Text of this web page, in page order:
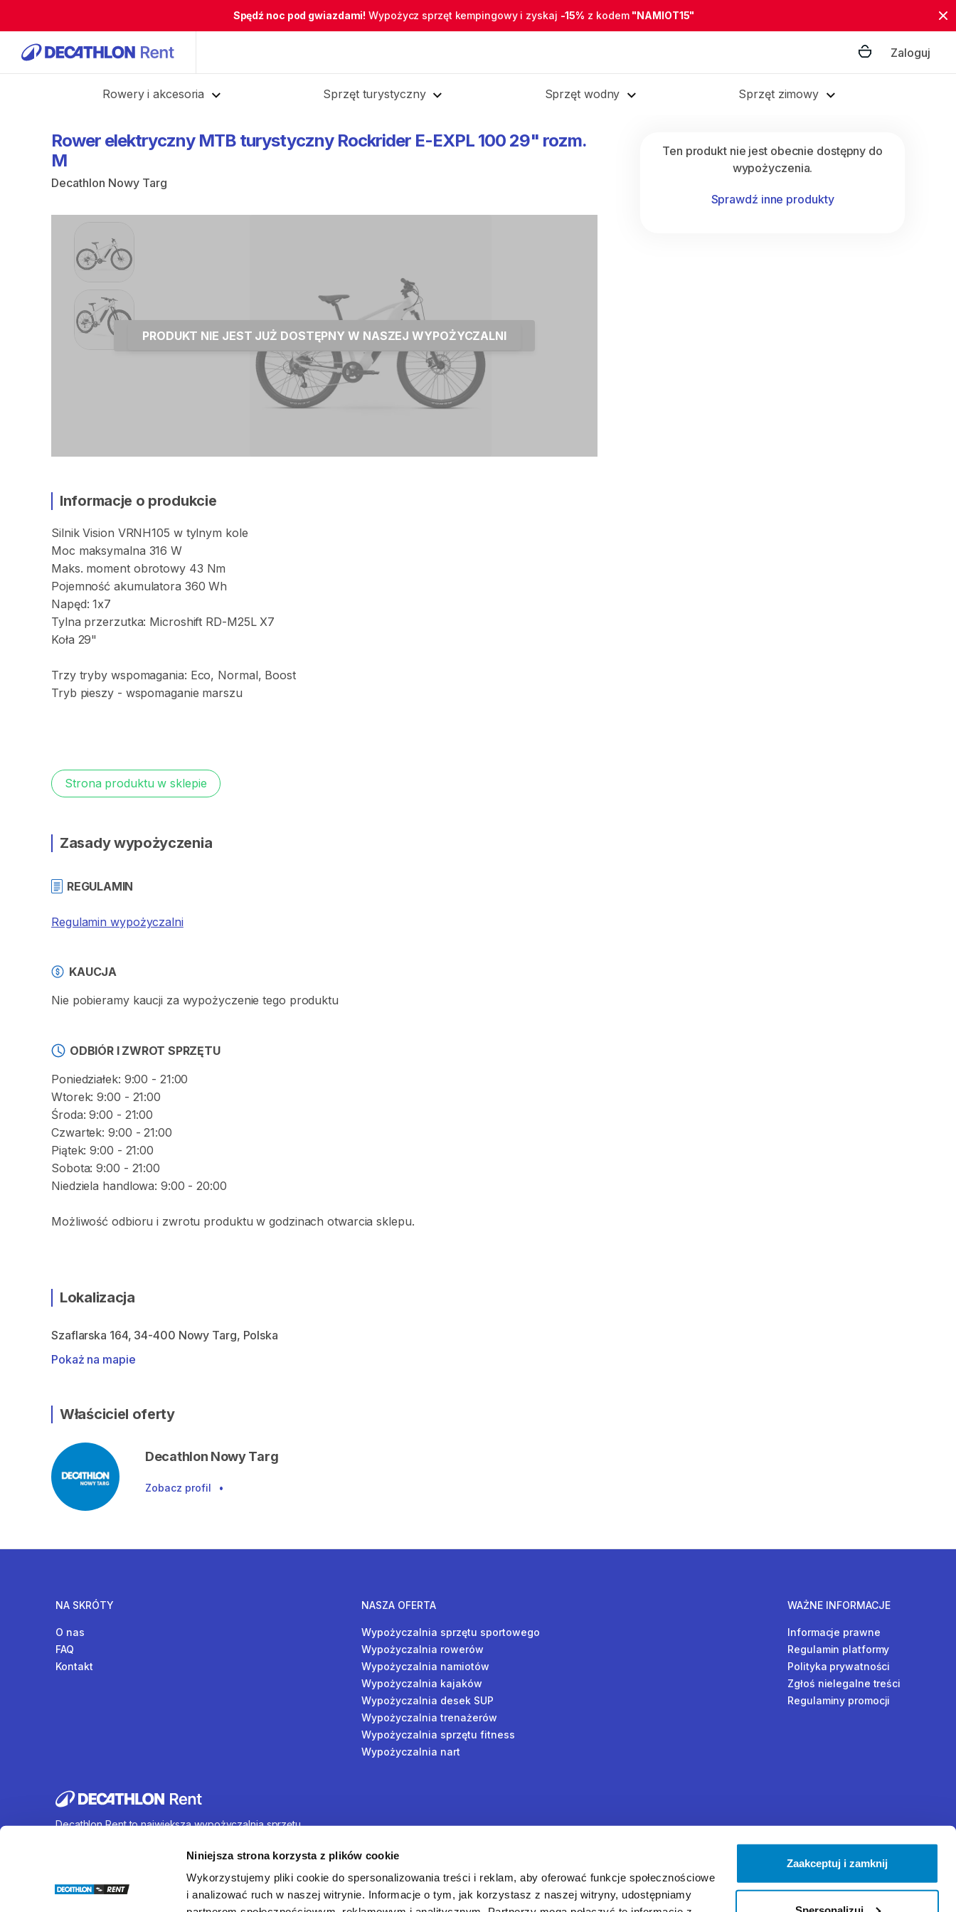
Niniejsza strona korzysta z plików cookie
Wykorzystujemy pliki cookie do spersonalizowania treści i reklam, aby oferować funkcje społecznościowe
i analizować ruch w naszej witrynie. Informacje o tym, jak korzystasz z naszej witryny, udostępniamy
Zaakceptuj i zamknij
Spędź noc pod gwiazdami! Wypożycz sprzęt kempingowy i zyskaj -15% z kodem "NAMIOT15"
Zaloguj
Rowery i akcesoria Sprzęt turystyczny Sprzęt wodny Sprzęt zimowy
Rower elektryczny MTB turystyczny Rockrider E-EXPL 100 29" rozm.
M
Decathlon Nowy Targ
PRODUKT NIE JEST JUŻ DOSTĘPNY W NASZEJ WYPOŻYCZALNI
Informacje o produkcie
Silnik Vision VRNH105 w tylnym kole
Moc maksymalna 316 W
Maks. moment obrotowy 43 Nm
Pojemność akumulatora 360 Wh
Napęd: 1x7
Tylna przerzutka: Microshift RD-M25L X7
Koła 29"
Trzy tryby wspomagania: Eco​,​ Normal​,​ Boost
Tryb pieszy - wspomaganie marszu
Strona produktu w sklepie
Zasady wypożyczenia
REGULAMIN
Regulamin wypożyczalni
KAUCJA
Nie pobieramy kaucji za wypożyczenie tego produktu
ODBIÓR I ZWROT SPRZĘTU
Poniedziałek: 9:00 - 21:00
Wtorek: 9:00 - 21:00
Środa: 9:00 - 21:00
Czwartek: 9:00 - 21:00
Piątek: 9:00 - 21:00
Sobota: 9:00 - 21:00
Niedziela handlowa: 9:00 - 20:00
Możliwość odbioru i zwrotu produktu w godzinach otwarcia sklepu.
Lokalizacja
Szaflarska 164, 34-400 Nowy Targ, Polska
Pokaż na mapie
Właściciel oferty
Decathlon Nowy Targ
Zobacz profil •
Ten produkt nie jest obecnie dostępny do
wypożyczenia.
Sprawdź inne produkty
NA SKRÓTY
O nas
FAQ
Kontakt
NASZA OFERTA
Wypożyczalnia sprzętu sportowego
Wypożyczalnia rowerów
Wypożyczalnia namiotów
Wypożyczalnia kajaków
Wypożyczalnia desek SUP
Wypożyczalnia trenażerów
Wypożyczalnia sprzętu fitness
Wypożyczalnia nart
WAŻNE INFORMACJE
Informacje prawne
Regulamin platformy
Polityka prywatności
Zgłoś nielegalne treści
Regulaminy promocji
Decathlon Rent to największa wypożyczalnia sprzętu
wynajem rowerów, sprzętu turystycznego, sprzętu do